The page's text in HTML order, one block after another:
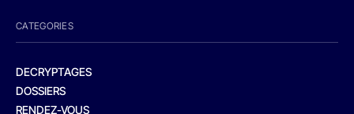
CATEGORIES
DECRYPTAGES
DOSSIERS
RENDEZ-VOUS